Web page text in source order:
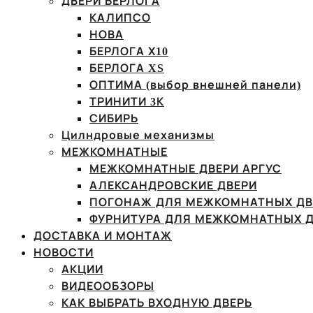
КАЛИПСО
НОВА
БЕРЛОГА Х10
БЕРЛОГА XS
ОПТИМА (выбор внешней панели)
ТРИНИТИ 3К
СИБИРЬ
Цилндровые механизмы
МЕЖКОМНАТНЫЕ
МЕЖКОМНАТНЫЕ ДВЕРИ АРГУС
АЛЕКСАНДРОВСКИЕ ДВЕРИ
ПОГОНАЖ ДЛЯ МЕЖКОМНАТНЫХ
ФУРНИТУРА ДЛЯ МЕЖКОМНАТНЫХ
ДОСТАВКА И МОНТАЖ
НОВОСТИ
АКЦИИ
ВИДЕООБЗОРЫ
КАК ВЫБРАТЬ ВХОДНУЮ ДВЕРЬ